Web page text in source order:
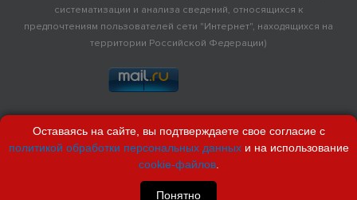
систематизации и анализа сведений, относящихся к
предпочтениям пользователей сети "Интернет", находящихся на
территории Российской Федерации)
Оставаясь на сайте, вы подтверждаете свое согласие с
политикой обработки персональных данныхи на использование
cookie-файлов.
Понятно